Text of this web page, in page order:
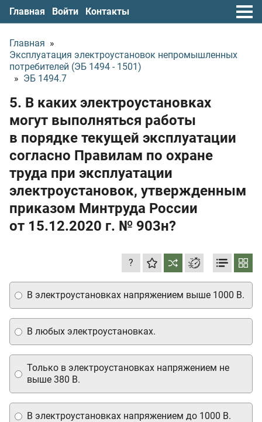
Главная Войти Контакты
Главная »
Эксплуатация электроустановок непромышленных
потребителей (ЭБ 1494 - 1501)
» ЭБ 1494.7
5. В каких электроустановках
могут выполняться работы
в порядке текущей эксплуатации
согласно Правилам по охране
труда при эксплуатации
электроустановок, утвержденным
приказом Минтруда России
от 15.12.2020 г. № 903н?
?
В электроустановках напряжением до 1000 В.
В электроустановках напряжением выше 1000 В.
В любых электроустановках.
Только в электроустановках напряжением не
выше 380 В.